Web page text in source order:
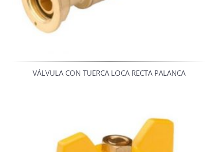
VÁLVULA CON TUERCA LOCA RECTA PALANCA